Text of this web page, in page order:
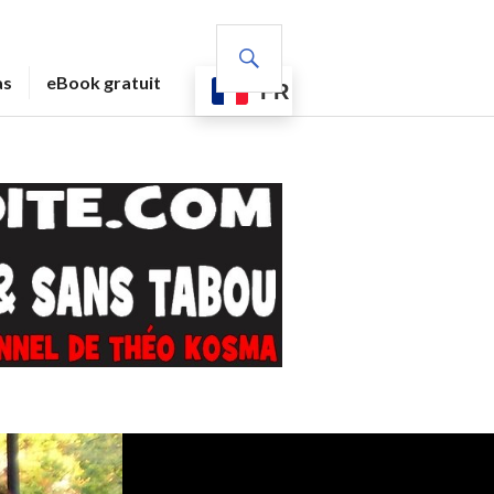
eBook gratuit FR